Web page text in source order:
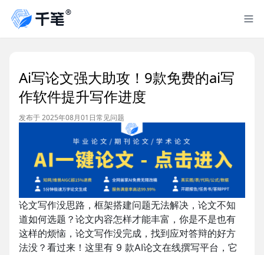
Ai写论文强大助攻！9款免费的ai写
作软件提升写作进度
发布于 2025年08月01日常见问题
论文写作没思路，框架搭建问题无法解决，论文不知
道如何选题？论文内容怎样才能丰富，你是不是也有
这样的烦恼，论文写作没完成，找到应对答辩的好方
法没？看过来！这里有 9 款AI论文在线撰写平台，它